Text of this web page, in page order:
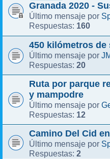
Granada 2020 -
Último mensaje por
Respuestas: 160
450 kilómetros de
Último mensaje por
Respuestas: 20
Ruta por parque
y mampodre
Último mensaje por
Respuestas: 12
Camino Del Cid
Último mensaje por
Respuestas: 2